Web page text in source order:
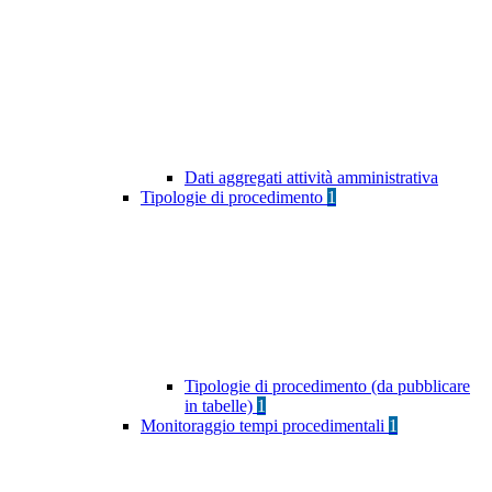
Dati aggregati attività amministrativa
Tipologie di procedimento 1
Tipologie di procedimento (da pubblicare
in tabelle) 1
Monitoraggio tempi procedimentali 1